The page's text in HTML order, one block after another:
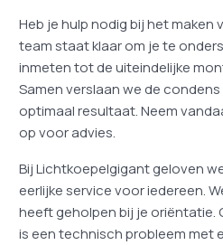
Heb je hulp nodig bij het maken
team staat klaar om je te
inmeten tot de uiteindelijke
Samen verslaan we de
optimaal resultaat. Neem
op voor advies.
Bij Lichtkoepelgigant geloven
eerlijke service voor iedereen.
heeft geholpen bij je oriëntatie.
is een technisch probleem met